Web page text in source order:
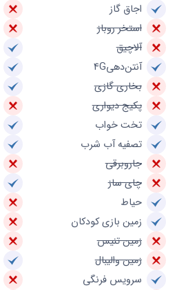
اجاق گاز
استخر روباز
آلاچیق
آنتن‌دهی4G
بخاری گازی
پکیج دیواری
تخت خواب
تصفیه آب شرب
جاروبرقی
چای ساز
حیاط
زمین بازی کودکان
زمین تنیس
زمین والیبال
سرویس فرنگی